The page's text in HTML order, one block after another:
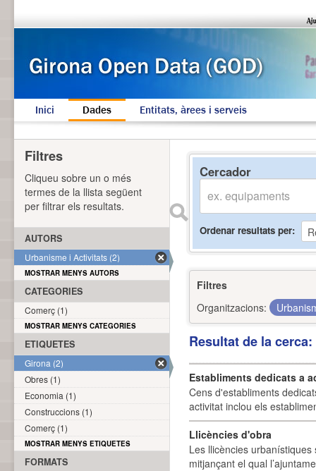
Inici Dades Entitats, àrees i serveis
Cercador
Ordenar resultats per
Filtres
Organitzacions:
Resultat de la
Establiments dedicats a
Cens d'establiments
activitat inclou els
Llicències d'obra
Les llicències
mitjançant el qual
Filtres
Cliqueu sobre un o més
termes de la llista següent
per filtrar els resultats.
AUTORS
Urbanisme i Activitats (2)
MOSTRAR MENYS AUTORS
CATEGORIES
Comerç (1)
MOSTRAR MENYS CATEGORIES
ETIQUETES
Girona (2)
Obres (1)
Economia (1)
Construccions (1)
Comerç (1)
MOSTRAR MENYS ETIQUETES
FORMATS